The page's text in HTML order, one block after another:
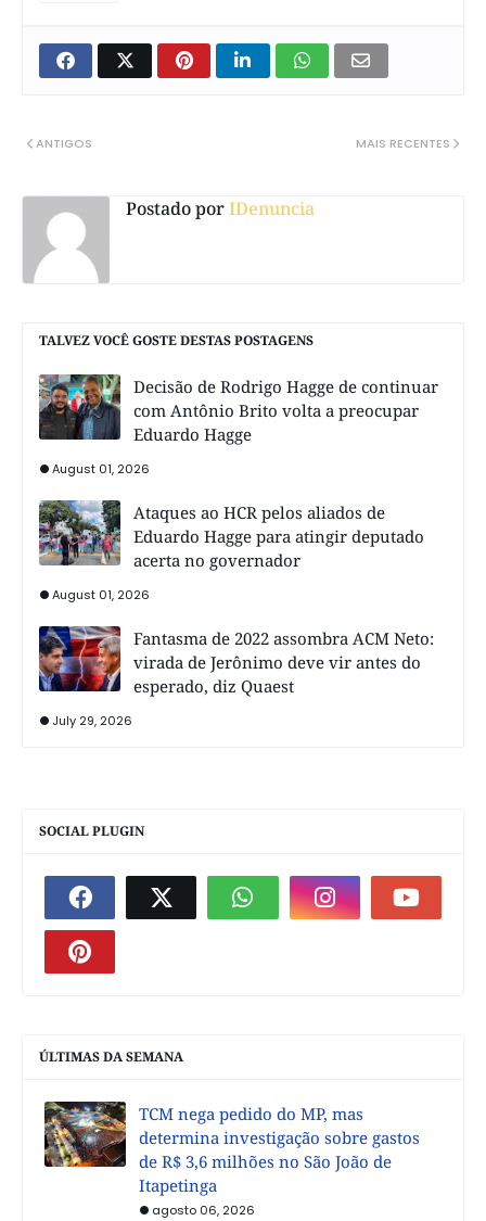
MAIS RECENTES
ANTIGOS
Postado porIDenuncia
TALVEZ VOCÊ GOSTE DESTAS POSTAGENS
Decisão de Rodrigo Hagge de continuar
com Antônio Brito volta a preocupar
Eduardo Hagge
August 01, 2026
Ataques ao HCR pelos aliados de
Eduardo Hagge para atingir deputado
acerta no governador
August 01, 2026
Fantasma de 2022 assombra ACM Neto:
virada de Jerônimo deve vir antes do
esperado, diz Quaest
July 29, 2026
SOCIAL PLUGIN
ÚLTIMAS DA SEMANA
TCM nega pedido do MP, mas
determina investigação sobre gastos
de R$ 3,6 milhões no São João de
Itapetinga
agosto 06, 2026